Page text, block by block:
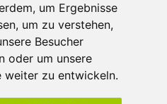
um Ergebnisse
um zu verstehen,
Besucher
oder um unsere
weiter zu entwickeln.